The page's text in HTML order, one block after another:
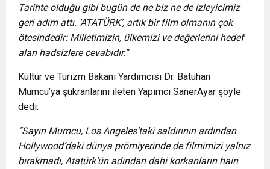
Tarihte olduğu gibi bugün de ne biz ne de izleyicimiz
geri adım attı. ‘ATATÜRK’, artık bir film olmanın çok
ötesindedir: Milletimizin, ülkemizi ve değerlerini hedef
alan hadsizlere cevabıdır.”
Kültür ve Turizm Bakanı Yardımcısı Dr. Batuhan
Mumcu’ya şükranlarını ileten Yapımcı SanerAyar şöyle
dedi:
“Sayın Mumcu, Los Angeles’taki saldırının ardından
Hollywood’daki dünya prömiyerinde de filmimizi yalnız
bırakmadı, Atatürk’ün adından dahi korkanların hain